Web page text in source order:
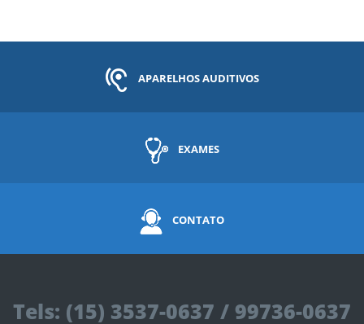
APARELHOS AUDITIVOS
EXAMES
CONTATO
Tels: (15) 3537-0637 / 99736-0637